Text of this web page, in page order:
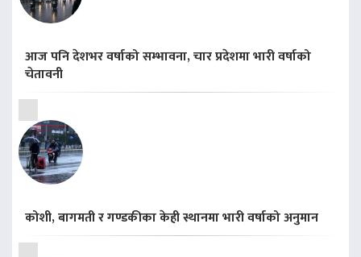
आज पनि देशभर वर्षाको सम्भावना, चार प्रदेशमा भारी वर्षाको
चेतावनी
कोशी, बागमती र गण्डकीका केही स्थानमा भारी वर्षाको अनुमान